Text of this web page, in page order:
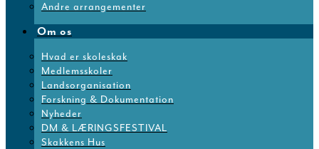
Andre arrangementer
Om os
Hvad er skoleskak
Medlemsskoler
Landsorganisation
Forskning & Dokumentation
Nyheder
DM & LÆRINGSFESTIVAL
Skakkens Hus